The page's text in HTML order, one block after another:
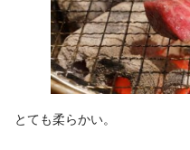
とても柔らかい。